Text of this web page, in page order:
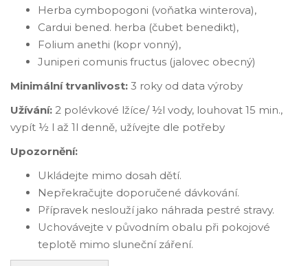
Herba cymbopogoni (voňatka winterova),
Cardui bened. herba (čubet benedikt),
Folium anethi (kopr vonný),
Juniperi comunis fructus (jalovec obecný)
Minimální trvanlivost: 3 roky od data výroby
Užívání: 2 polévkové lžíce/ ½l vody, louhovat 15 min.,
vypít ½ l až 1l denně, užívejte dle potřeby
Upozornění:
Ukládejte mimo dosah dětí.
Nepřekračujte doporučené dávkování.
Přípravek neslouží jako náhrada pestré stravy.
Uchovávejte v původním obalu při pokojové
teplotě mimo sluneční záření.